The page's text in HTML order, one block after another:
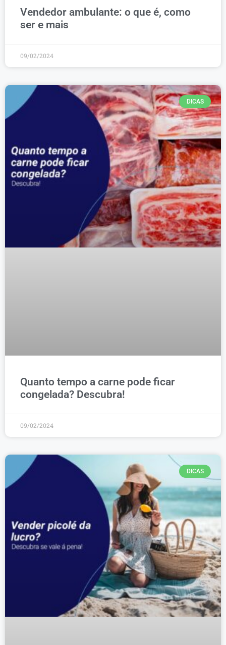
Vendedor ambulante: o que é, como
ser e mais
09/02/2024
DICAS
Quanto tempo a carne pode ficar
congelada? Descubra!
09/02/2024
DICAS